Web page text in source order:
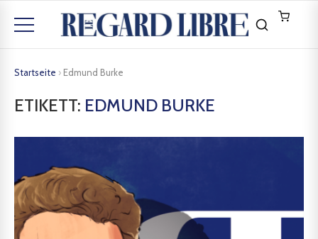
Startseite › Edmund Burke
ETIKETT: EDMUND BURKE